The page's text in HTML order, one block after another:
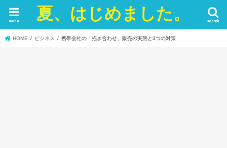
夏、はじめました。 search
menu
HOME ビジネス 携帯会社の「抱き合わせ」販売の実態と3つの対策